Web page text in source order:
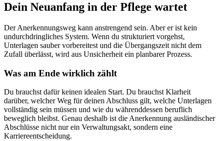
Dein Neuanfang in der Pflege wartet
Der Anerkennungsweg kann anstrengend sein. Aber er ist kein
undurchdringliches System. Wenn du strukturiert vorgehst,
Unterlagen sauber vorbereitest und die Übergangszeit nicht dem
Zufall überlässt, wird aus Unsicherheit ein planbarer Prozess.
Was am Ende wirklich zählt
Du brauchst dafür keinen idealen Start. Du brauchst Klarheit
darüber, welcher Weg für deinen Abschluss gilt, welche Unterlagen
vollständig sein müssen und wie du währenddessen beruflich
beweglich bleibst. Genau deshalb ist die Anerkennung ausländischer
Abschlüsse nicht nur ein Verwaltungsakt, sondern eine
Karriereentscheidung.